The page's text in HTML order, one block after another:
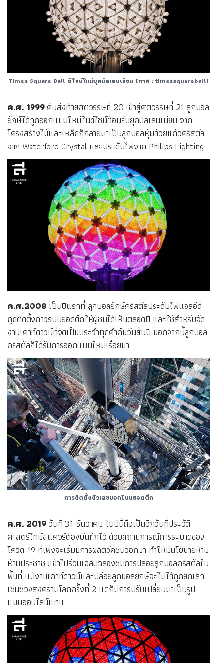
Times Square Ball ดีไซน์ใหม่ยุคมิลเลนเนียม (ภาพ : timessquareball)
ค.ศ. 1999คืนส่งท้ายศตวรรษที่ 20 เข้าสู่ศตวรรษที่ 21 ลูกบอล
ยักษ์ได้ถูกออกแบบใหม่ในดีไซน์ต้อนรับยุคมิลเลนเนียม จาก
โครงสร้างไม้และเหล็กก็กลายมาเป็นลูกบอลหุ้มด้วยแก้วคริสตัล
จาก Waterford Crystal และประดับไฟจาก Philips Lighting
ค.ศ.2008 เป็นปีแรกที่ ลูกบอลยักษ์คริสตัลประดับไฟแอลอีดี
ถูกติดตั้งถาวรบนยอดตึกให้ผู้ชมได้เห็นตลอดปี และใช้สำหรับจัด
งานเคาท์ดาวน์ที่จัดเป็นประจำทุกค่ำคืนวันสิ้นปี นอกจากนี้ลูกบอล
คริสตัลก็ได้รับการออกแบบใหม่เรื่อยมา
การติดตั้งตัวเลขบอกปีบนยอดตึก
ค.ศ. 2019 วันที่ 31 ธันวาคม ในปีนี้ถือเป็นอีกวันที่ประวัติ
ศาสตร์ไทม์สแควร์ต้องบันทึกไว้ ด้วยสถานการณ์การระบาดของ
โควิด-19 ที่เพิ่งจะเริ่มมีการผลิตวัคซีนออกมา ทำให้มีนโยบายห้าม
ห้ามประชาชนเข้าไปร่วมเฉลิมฉลองชมการปล่อยลูกบอลคริสตัลใน
พื้นที่ แม้งานเคาท์ดาวน์และปล่อยลูกบอลยักษ์จะไม่ได้ถูกยกเลิก
เช่นช่วงสงครามโลกครั้งที่ 2 แต่ก็มีการปรับเปลี่ยนมาเป็นรูป
แบบออนไลน์แทน